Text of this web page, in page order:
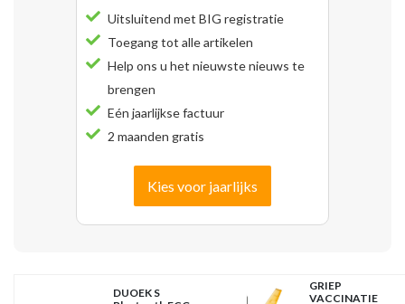
Uitsluitend met BIG registratie
Toegang tot alle artikelen
Help ons u het nieuwste nieuws te
brengen
Eén jaarlijkse factuur
2 maanden gratis
Kies voor jaarlijks
DUOEK S
GRIEP
VACCINATIE